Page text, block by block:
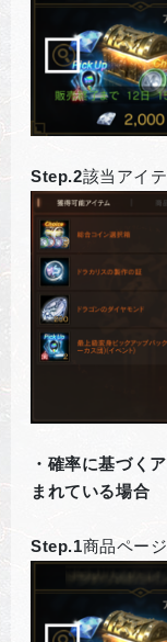
Step.2該当アイ
・確率に基づく
まれている場合
Step.1商品ペー